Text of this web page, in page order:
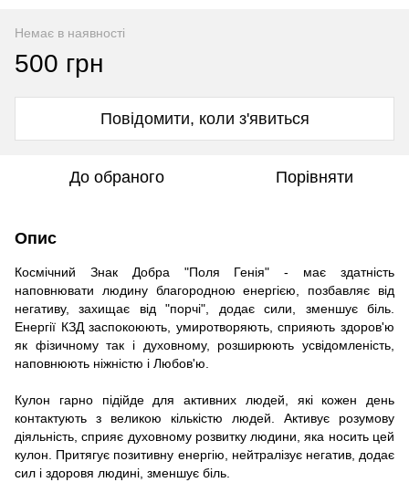
Немає в наявності
500 грн
Повідомити, коли з'явиться
До обраного Порівняти
Опис
Космічний Знак Добра "Поля Генія" - має здатність
наповнювати людину благородною енергією, позбавляє від
негативу, захищає від "порчі", додає сили, зменшує біль.
Енергії КЗД заспокоюють, умиротворяють, сприяють здоров'ю
як фізичному так і духовному, розширюють усвідомленість,
наповнюють ніжністю і Любов'ю.
Кулон гарно підійде для активних людей, які кожен день
контактують з великою кількістю людей. Активує розумову
діяльність, сприяє духовному розвитку людини, яка носить цей
кулон. Притягує позитивну енергію, нейтралізує негатив, додає
сил і здоровя людині, зменшує біль.